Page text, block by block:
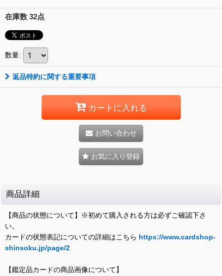
在庫数 32点
数量:
返品特約に関する重要事項
カートに入れる
お問い合わせ
お気に入り登録
商品詳細
【商品の状態について】※初めて購入される方は必ずご確認下さ
い。
カードの状態表記についての詳細はこちら https://www.cardshop-
shinsoku.jp/page/2
【鑑定品カードの商品画像について】